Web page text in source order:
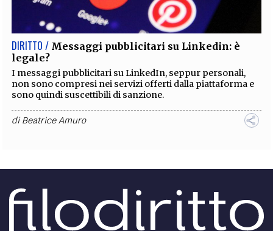
DIRITTO / Messaggi pubblicitari su Linkedin: è
legale?
I messaggi pubblicitari su LinkedIn, seppur personali,
non sono compresi nei servizi offerti dalla piattaforma e
sono quindi suscettibili di sanzione.
diBeatrice Amuro